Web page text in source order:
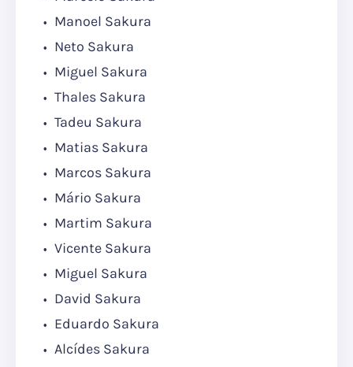
Manoel Sakura
Neto Sakura
Miguel Sakura
Thales Sakura
Tadeu Sakura
Matias Sakura
Marcos Sakura
Mário Sakura
Martim Sakura
Vicente Sakura
Miguel Sakura
David Sakura
Eduardo Sakura
Alcídes Sakura